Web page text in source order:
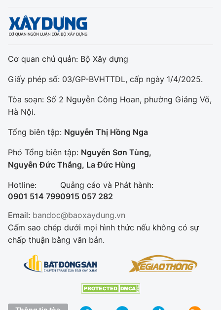
Cơ quan chủ quản: Bộ Xây dựng
Giấy phép số: 03/GP-BVHTTDL, cấp ngày 1/4/2025.
Tòa soạn: Số 2 Nguyễn Công Hoan, phường Giảng Võ,
Hà Nội.
Tổng biên tập: Nguyễn Thị Hồng Nga
Phó Tổng biên tập: Nguyễn Sơn Tùng,
Nguyễn Đức Thắng, La Đức Hùng
Hotline:
0901 514 799
Quảng cáo và Phát hành:
0915 057 282
Email: bandoc@baoxaydung.vn
Cấm sao chép dưới mọi hình thức nếu không có sự
chấp thuận bằng văn bản.